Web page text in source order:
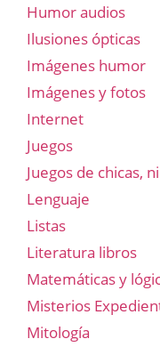
Humor audios
Ilusiones ópticas
Imágenes humor
Imágenes y fotos
Internet
Juegos
Juegos de chicas,
Lenguaje
Listas
Literatura libros
Matemáticas y
Misterios
Mitología